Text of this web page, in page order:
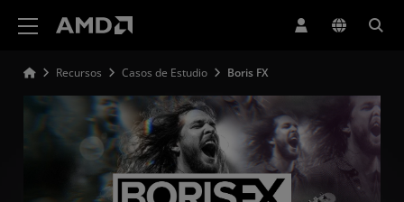
Recursos Casos de Estudio Boris FX